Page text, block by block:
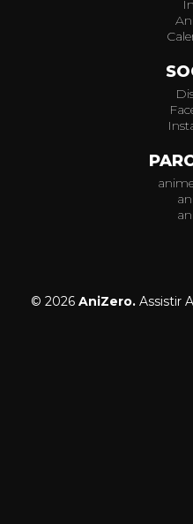
© 2026 AniZero.Assistir